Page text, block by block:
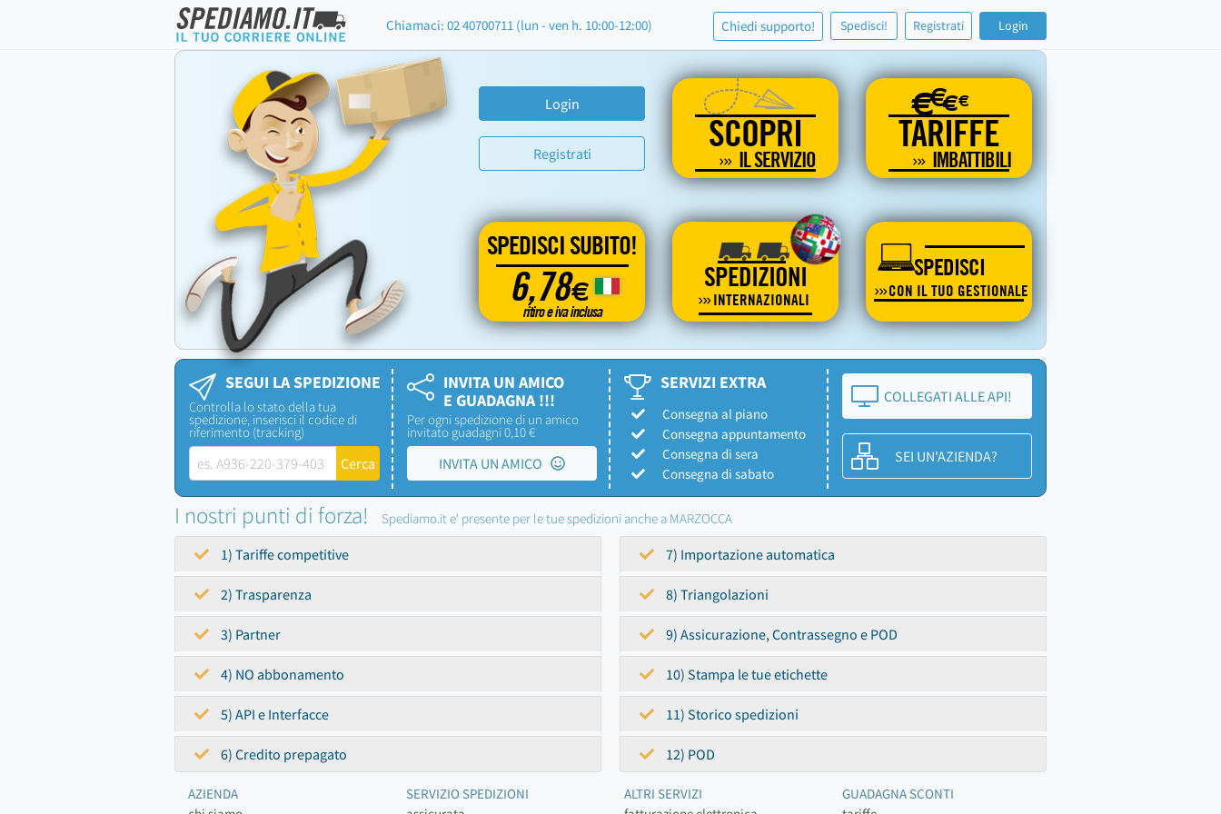
Chiamaci: 02 40700711 (lun - ven h. 10:00-12:00) Chiedi supporto! Spedisci! Registrati Login
Login
Registrati SCOPRI
IL SERVIZIO
€€€€
TARIFFE
IMBATTIBILI
SPEDISCI SUBITO!
6,78€
ritiro e iva inclusa
SPEDIZIONI
INTERNAZIONALI
SPEDISCI
CON IL TUO GESTIONALE
SEGUI LA SPEDIZIONE
Controlla lo stato della tua
spedizione, inserisci il codice di
riferimento (tracking)
INVITA UN AMICO
E GUADAGNA !!!
Per ogni spedizione di un amico
invitato guadagni 0,10 €
INVITA UN AMICO
SERVIZI EXTRA
Consegna al piano
Consegna appuntamento
Consegna di sera
Consegna di sabato
COLLEGATI ALLE API!
SEI UN'AZIENDA?
I nostri punti di forza! Spediamo.it e' presente per le tue spedizioni anche a MARZOCCA
1) Tariffe competitive
2) Trasparenza
3) Partner
4) NO abbonamento
5) API e Interfacce
6) Credito prepagato
7) Importazione automatica
8) Triangolazioni
9) Assicurazione, Contrassegno e POD
10) Stampa le tue etichette
11) Storico spedizioni
12) POD
AZIENDA
SERVIZIO SPEDIZIONI
ALTRI SERVIZI
GUADAGNA SCONTI